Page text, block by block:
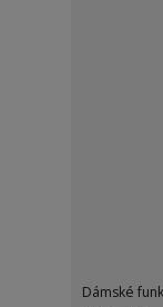
Dámské